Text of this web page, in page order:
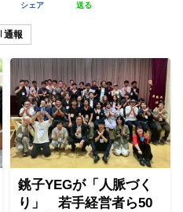
シェア 送る
通報
銚子YEGが「人脈づく
り」 若手経営者ら50